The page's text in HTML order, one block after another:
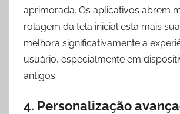
aprimorada. Os aplicativos abrem
rolagem da tela inicial está mais
melhora significativamente a
usuário, especialmente em
antigos.
4. Personalização